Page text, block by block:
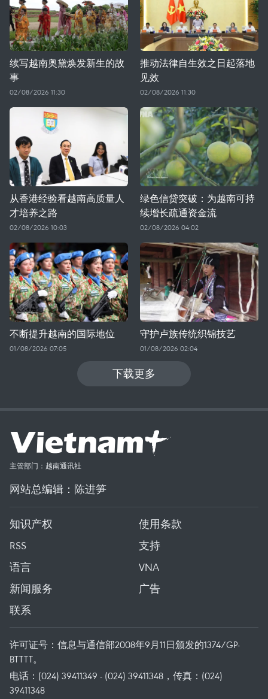
续写越南奥黛焕发新生的故
事
02/08/2026 11:30
推动法律自生效之日起落地
见效
02/08/2026 11:30
从香港经验看越南高质量人
才培养之路
02/08/2026 10:03
绿色信贷突破：为越南可持
续增长疏通资金流
02/08/2026 04:02
不断提升越南的国际地位
01/08/2026 07:05
守护卢族传统织锦技艺
01/08/2026 02:04
下载更多
主管部门：越南通讯社
网站总编辑：陈进笋
知识产权
使用条款
RSS
支持
语言
VNA
新闻服务
广告
联系
许可证号：信息与通信部2008年9月11日颁发的1374/GP-
BTTTT。
电话：(024) 39411349 - (024) 39411348，传真：(024)
39411348